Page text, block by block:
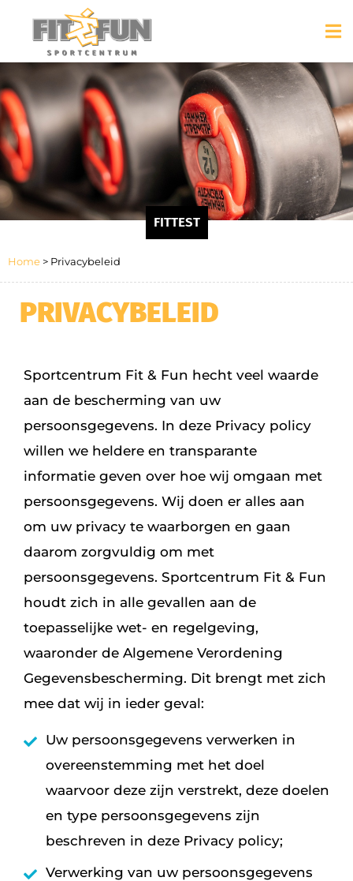
FITTEST
Home > Privacybeleid
PRIVACYBELEID
Sportcentrum Fit & Fun hecht veel waarde
aan de bescherming van uw
persoonsgegevens. In deze Privacy policy
willen we heldere en transparante
informatie geven over hoe wij omgaan met
persoonsgegevens. Wij doen er alles aan
om uw privacy te waarborgen en gaan
daarom zorgvuldig om met
persoonsgegevens. Sportcentrum Fit & Fun
houdt zich in alle gevallen aan de
toepasselijke wet- en regelgeving,
waaronder de Algemene Verordening
Gegevensbescherming. Dit brengt met zich
mee dat wij in ieder geval:
Uw persoonsgegevens verwerken in
overeenstemming met het doel
waarvoor deze zijn verstrekt, deze doelen
en type persoonsgegevens zijn
beschreven in deze Privacy policy;
Verwerking van uw persoonsgegevens